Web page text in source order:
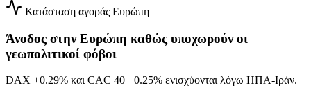
Κατάσταση αγοράς Ευρώπη
Άνοδος στην Ευρώπη καθώς υποχωρούν οι
γεωπολιτικοί φόβοι
DAX +0.29% και CAC 40 +0.25% ενισχύονται λόγω ΗΠΑ-Ιράν.